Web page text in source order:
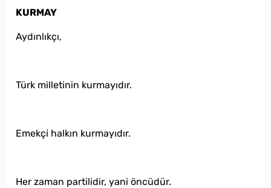
KURMAY
Aydınlıkçı,
Türk milletinin kurmayıdır.
Emekçi halkın kurmayıdır.
Her zaman partilidir, yani öncüdür.